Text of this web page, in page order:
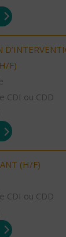
F)
CDI ou CDD
(H/F)
CDI ou CDD